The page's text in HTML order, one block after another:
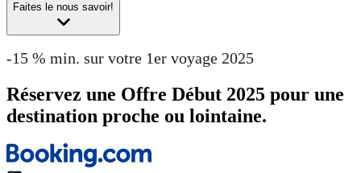
Faites le nous savoir!
-15 % min. sur votre 1er voyage 2025
Réservez une Offre Début 2025 pour une
destination proche ou lointaine.